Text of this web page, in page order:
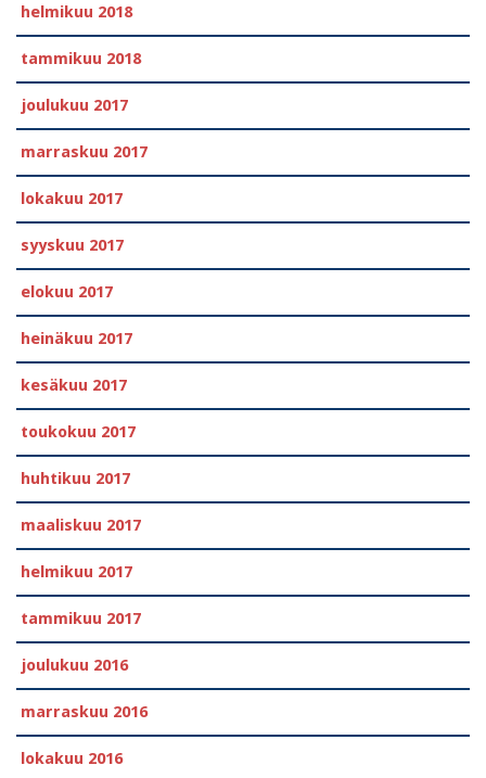
helmikuu 2018
tammikuu 2018
joulukuu 2017
marraskuu 2017
lokakuu 2017
syyskuu 2017
elokuu 2017
heinäkuu 2017
kesäkuu 2017
toukokuu 2017
huhtikuu 2017
maaliskuu 2017
helmikuu 2017
tammikuu 2017
joulukuu 2016
marraskuu 2016
lokakuu 2016